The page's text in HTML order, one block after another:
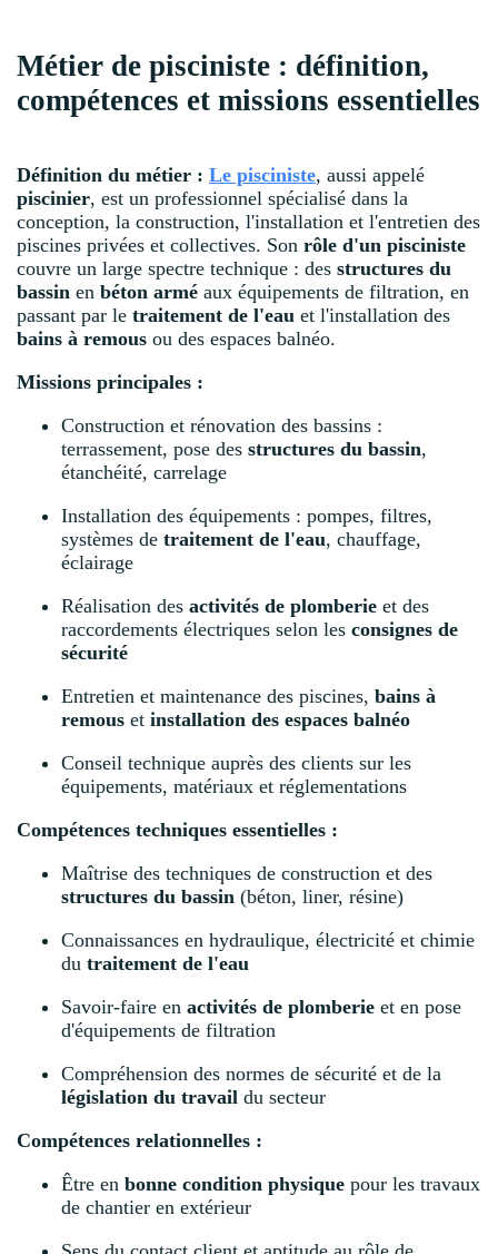
Métier de pisciniste : définition,
compétences et missions essentielles
Définition du métier : Le pisciniste, aussi appelé
piscinier, est un professionnel spécialisé dans la
conception, la construction, l'installation et l'entretien des
piscines privées et collectives. Son rôle d'un pisciniste
couvre un large spectre technique : des structures du
bassin en béton armé aux équipements de filtration, en
passant par le traitement de l'eau et l'installation des
bains à remous ou des espaces balnéo.
Missions principales :
Construction et rénovation des bassins :
terrassement, pose des structures du bassin,
étanchéité, carrelage
Installation des équipements : pompes, filtres,
systèmes de traitement de l'eau, chauffage,
éclairage
Réalisation des activités de plomberie et des
raccordements électriques selon les consignes de
sécurité
Entretien et maintenance des piscines, bains à
remous et installation des espaces balnéo
Conseil technique auprès des clients sur les
équipements, matériaux et réglementations
Compétences techniques essentielles :
Maîtrise des techniques de construction et des
structures du bassin (béton, liner, résine)
Connaissances en hydraulique, électricité et chimie
du traitement de l'eau
Savoir-faire en activités de plomberie et en pose
d'équipements de filtration
Compréhension des normes de sécurité et de la
législation du travail du secteur
Compétences relationnelles :
Être en bonne condition physique pour les travaux
de chantier en extérieur